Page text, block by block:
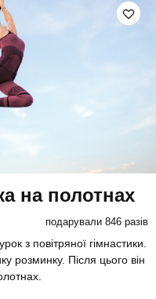
на полотнах
подарували 846 разів
з повітряної гімнастики.
розминку. Після цього він